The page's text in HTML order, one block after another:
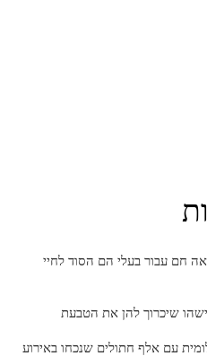
חם עבור בעלי הם הסוד לחיי
שיכרוך להן את הטבעת
עם אלף חתולים שנכחו באירוע